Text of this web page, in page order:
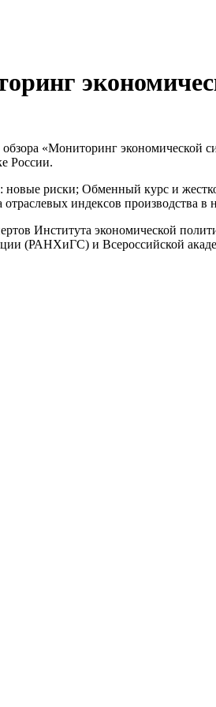
обзора «Мониторинг экономической
России.
риски; Обменный курс и
индексов
Института экономической
(РАНХиГС) и Всероссийской